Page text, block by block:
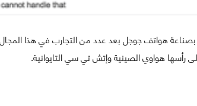
هواتف جوجل بعد عدد من التجارب في هذا
رأسها هواوي الصينية وإتش تي سي التايوانية.